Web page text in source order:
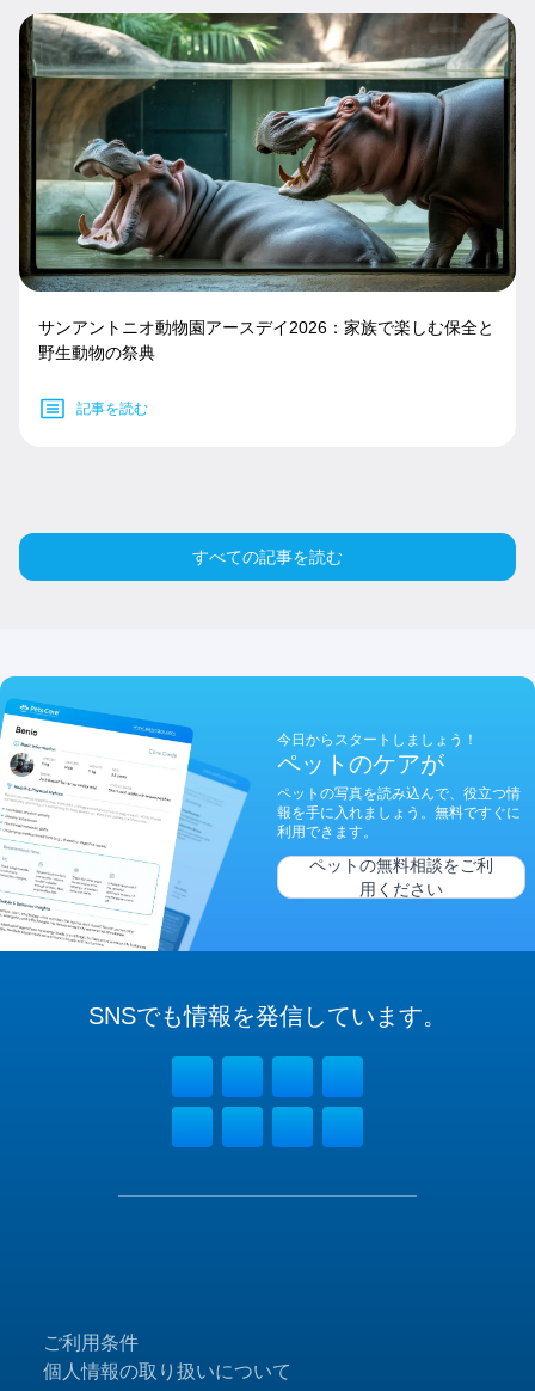
サンアントニオ動物園アースデイ2026：家族で楽しむ保全と
野生動物の祭典
記事を読む
すべての記事を読む
今日からスタートしましょう！
ペットのケアが
ペットの写真を読み込んで、役立つ情
報を手に入れましょう。無料ですぐに
利用できます。
ペットの無料相談をご利
用ください
ご利用条件
個人情報の取り扱いについて
SNSでも情報を発信しています。